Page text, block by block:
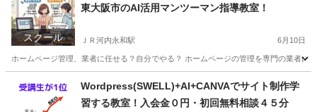
スクール
東大阪市のAI活用マンツーマン指導教室！
ＪＲ河内永和駅 6月10日
ホームページ管理、業者に任せる？自分でやる？ ホームページの管理を専門の業者
マンツーマン
Wordpress(SWELL)+AI+CANVAでサイト制作学
習する教室！入会金０円・初回無料相談４５分